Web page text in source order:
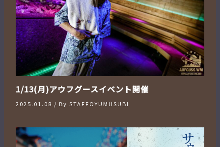
1/13(月)アウフグースイベント開催
2025.01.08 / By STAFFOYUMUSUBI